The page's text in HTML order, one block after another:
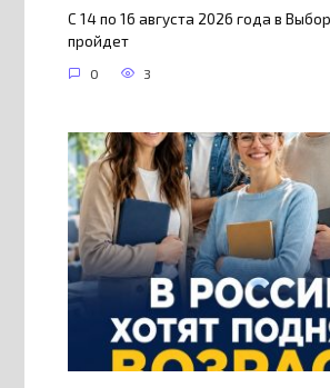
С 14 по 16 августа 2026 года в
пройдет
0 3